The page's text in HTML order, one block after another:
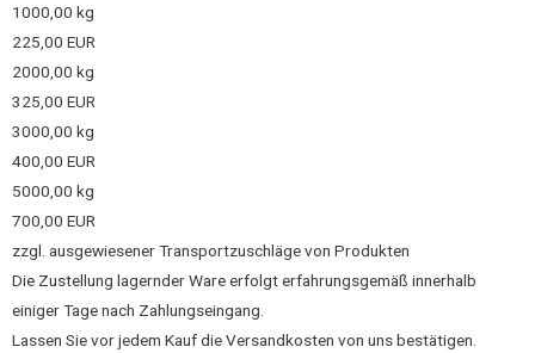
1000,00 kg
225,00 EUR
2000,00 kg
325,00 EUR
3000,00 kg
400,00 EUR
5000,00 kg
700,00 EUR
zzgl. ausgewiesener Transportzuschläge von Produkten
Die Zustellung lagernder Ware erfolgt erfahrungsgemäß innerhalb
einiger Tage nach Zahlungseingang.
Lassen Sie vor jedem Kauf die Versandkosten von uns bestätigen.